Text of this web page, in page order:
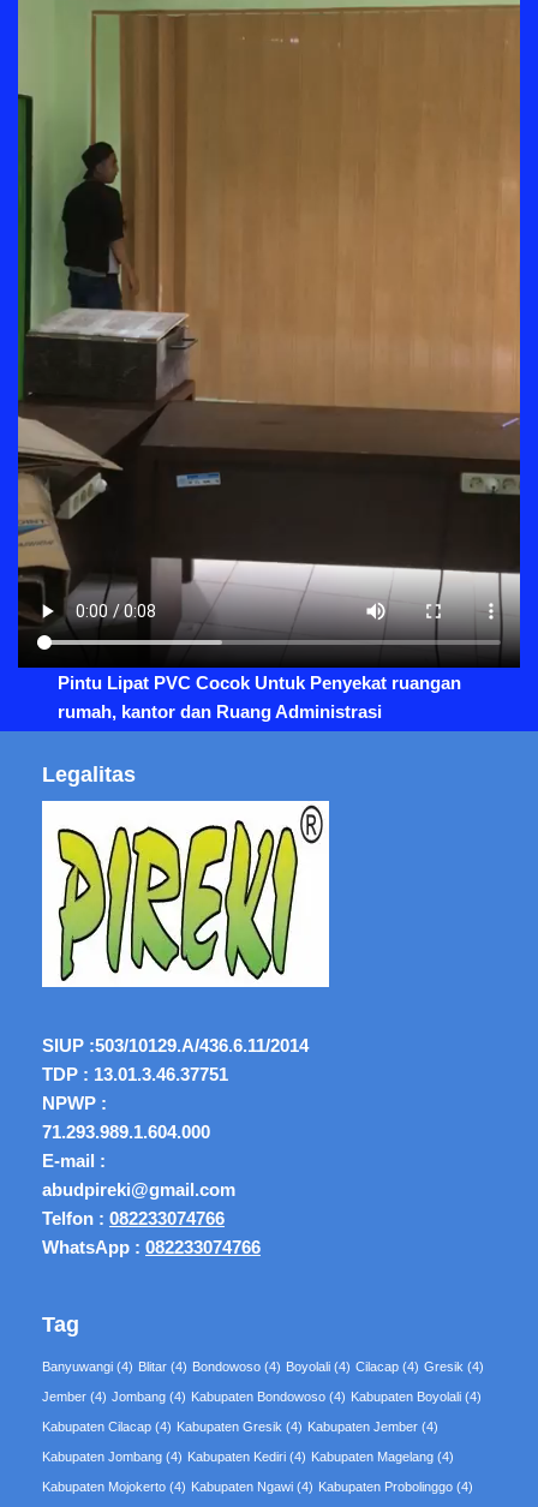
Pintu Lipat PVC Cocok Untuk Penyekat ruangan
rumah, kantor dan Ruang Administrasi
Legalitas
SIUP :503/10129.A/436.6.11/2014
TDP : 13.01.3.46.37751
NPWP :
71.293.989.1.604.000
E-mail :
abudpireki@gmail.com
Telfon : 082233074766
WhatsApp : 082233074766
Tag
Banyuwangi (4) Blitar (4) Bondowoso (4) Boyolali (4) Cilacap (4) Gresik (4)
Jember (4) Jombang (4) Kabupaten Bondowoso (4) Kabupaten Boyolali (4)
Kabupaten Cilacap (4) Kabupaten Gresik (4) Kabupaten Jember (4)
Kabupaten Jombang (4) Kabupaten Kediri (4) Kabupaten Magelang (4)
Kabupaten Mojokerto (4) Kabupaten Ngawi (4) Kabupaten Probolinggo (4)